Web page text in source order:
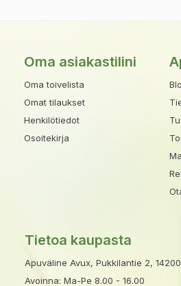
Oma asiakastilini
Oma toivelista
Omat tilaukset
Henkilötiedot
Osoitekirja
Tietoa kaupasta
Apuväline Avux, Pukkilantie 2,
Avoinna: Ma-Pe 8.00 - 16.00